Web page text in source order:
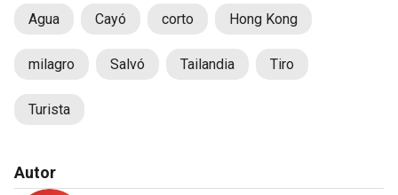
Agua Cayó corto Hong Kong
milagro Salvó Tailandia Tiro
Turista
Autor